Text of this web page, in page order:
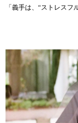
「義手は、“ストレスフ